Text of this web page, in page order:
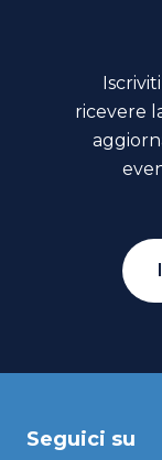
ricevere
Seguici su